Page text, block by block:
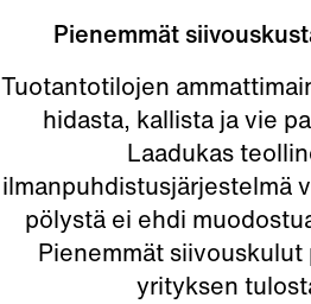
Pienemmät
Tuotantotilojen
hidasta, kallista ja vie
Laadukas
ilmanpuhdistusjärjestelmä
pölystä ei ehdi
Pienemmät siivouskulut
yrityksen